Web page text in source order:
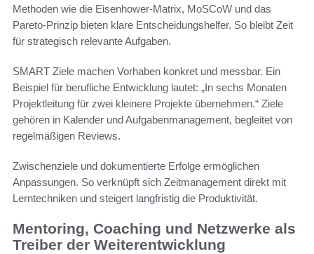
Methoden wie die Eisenhower-Matrix, MoSCoW und das
Pareto-Prinzip bieten klare Entscheidungshelfer. So bleibt Zeit
für strategisch relevante Aufgaben.
SMART Ziele machen Vorhaben konkret und messbar. Ein
Beispiel für berufliche Entwicklung lautet: „In sechs Monaten
Projektleitung für zwei kleinere Projekte übernehmen.“ Ziele
gehören in Kalender und Aufgabenmanagement, begleitet von
regelmäßigen Reviews.
Zwischenziele und dokumentierte Erfolge ermöglichen
Anpassungen. So verknüpft sich Zeitmanagement direkt mit
Lerntechniken und steigert langfristig die Produktivität.
Mentoring, Coaching und Netzwerke als
Treiber der Weiterentwicklung